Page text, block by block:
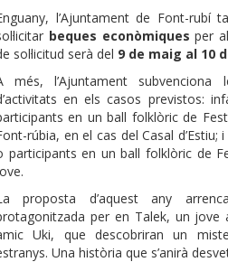
l’Ajuntament de Font-rubí
beques econòmiques per
sol·licitud serà del 9 de maig al 10
més, l’Ajuntament subvenciona
en els casos previstos:
en un ball folklòric de
rúbia, en el cas del Casal
participants en un ball folklòric de
proposta d’aquest any
per en Talek, un jove
Uki, que descobriran un
Una història que s’anirà